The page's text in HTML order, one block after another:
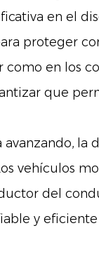
en el
proteger
en los
que
la
vehículos
del
y